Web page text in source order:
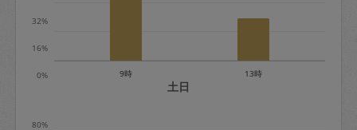
を参照くださ
※キャンセル料金の設定について：
0%
16%
32%
9時 13時
土日
80%